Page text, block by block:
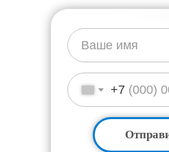
Ваше имя
+7